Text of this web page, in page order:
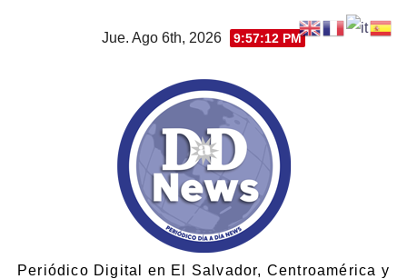
Jue. Ago 6th, 2026 9:57:13 PM
Periódico Digital en El Salvador, Centroamérica y